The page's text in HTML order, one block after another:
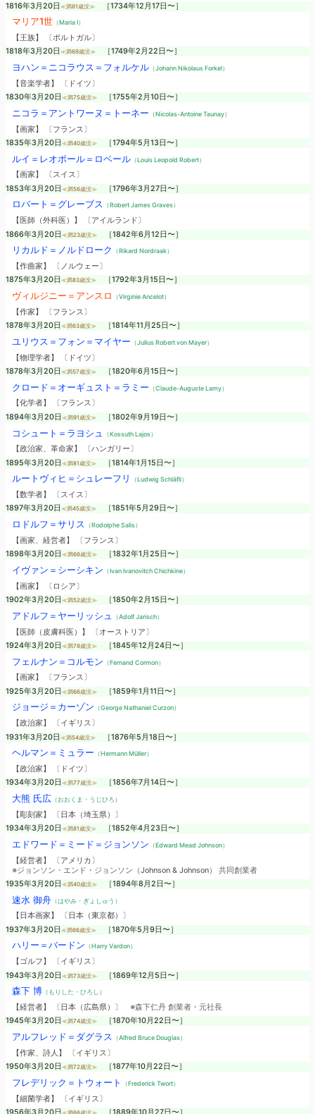
1816年3月20日 ≪満81歳没≫ ［1734年12月17日〜］
マリア1世（Maria I）
【王族】 〔ポルトガル〕
1818年3月20日 ≪満69歳没≫ ［1749年2月22日〜］
ヨハン＝ニコラウス＝フォルケル（Johann Nikolaus Forkel）
【音楽学者】 〔ドイツ〕
1830年3月20日 ≪満75歳没≫ ［1755年2月10日〜］
ニコラ＝アントワーヌ＝トーネー （Nicolas-Antoine Taunay）
【画家】 〔フランス〕
1835年3月20日 ≪満40歳没≫ ［1794年5月13日〜］
ルイ＝レオポール＝ロベール（Louis Leopold Robert）
【画家】 〔スイス〕
1853年3月20日 ≪満56歳没≫ ［1796年3月27日〜］
ロバート＝グレーブス （Robert James Graves）
【医師（外科医）】 〔アイルランド〕
1866年3月20日 ≪満23歳没≫ ［1842年6月12日〜］
リカルド＝ノルドローク （Rikard Nordraak）
【作曲家】 〔ノルウェー〕
1875年3月20日 ≪満83歳没≫ ［1792年3月15日〜］
ヴィルジニー＝アンスロ （Virginie Ancelot）
【作家】 〔フランス〕
1878年3月20日 ≪満63歳没≫ ［1814年11月25日〜］
ユリウス＝フォン＝マイヤー （Julius Robert von Mayer）
【物理学者】 〔ドイツ〕
1878年3月20日 ≪満57歳没≫ ［1820年6月15日〜］
クロード＝オーギュスト＝ラミー （Claude-Auguste Lamy）
【化学者】 〔フランス〕
1894年3月20日 ≪満91歳没≫ ［1802年9月19日〜］
コシュート＝ラヨシュ （Kossuth Lajos）
【政治家、革命家】 〔ハンガリー〕
1895年3月20日 ≪満81歳没≫ ［1814年1月15日〜］
ルートヴィヒ＝シュレーフリ （Ludwig Schläfli）
【数学者】 〔スイス〕
1897年3月20日 ≪満45歳没≫ ［1851年5月29日〜］
ロドルフ＝サリス （Rodolphe Salis）
【画家、経営者】 〔フランス〕
1898年3月20日 ≪満66歳没≫ ［1832年1月25日〜］
イヴァン＝シーシキン （Ivan Ivanovitch Chichkine）
【画家】 〔ロシア〕
1902年3月20日 ≪満52歳没≫ ［1850年2月15日〜］
アドルフ＝ヤーリッシュ （Adolf Jarisch）
【医師（皮膚科医）】 〔オーストリア〕
1924年3月20日 ≪満78歳没≫ ［1845年12月24日〜］
フェルナン＝コルモン （Fernand Cormon）
【画家】 〔フランス〕
1925年3月20日 ≪満66歳没≫ ［1859年1月11日〜］
ジョージ＝カーゾン （George Nathaniel Curzon）
【政治家】 〔イギリス〕
1931年3月20日 ≪満54歳没≫ ［1876年5月18日〜］
ヘルマン＝ミュラー （Hermann Müller）
【政治家】 〔ドイツ〕
1934年3月20日 ≪満77歳没≫ ［1856年7月14日〜］
大熊 氏広 （おおくま・うじひろ）
【彫刻家】 〔日本（埼玉県）〕
1934年3月20日 ≪満81歳没≫ ［1852年4月23日〜］
エドワード＝ミード＝ジョンソン （Edward Mead Johnson）
【経営者】 〔アメリカ〕
※ジョンソン・エンド・ジョンソン（Johnson & Johnson） 共同創業者
1935年3月20日 ≪満40歳没≫ ［1894年8月2日〜］
速水 御舟（はやみ・ぎょしゅう）
【日本画家】 〔日本（東京都）〕
1937年3月20日 ≪満66歳没≫ ［1870年5月9日〜］
ハリー＝バードン （Harry Vardon）
【ゴルフ】 〔イギリス〕
1943年3月20日 ≪満73歳没≫ ［1869年12月5日〜］
森下 博（もりした・ひろし）
【経営者】 〔日本（広島県）〕 ※森下仁丹 創業者・元社長
1945年3月20日 ≪満74歳没≫ ［1870年10月22日〜］
アルフレッド＝ダグラス （Alfred Bruce Douglas）
【作家、詩人】 〔イギリス〕
1950年3月20日 ≪満72歳没≫ ［1877年10月22日〜］
フレデリック＝トウォート （Frederick Twort）
【細菌学者】 〔イギリス〕
≪満66歳没≫